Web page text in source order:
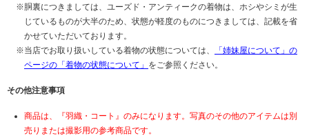
胴裏につきましては、ユーズド・アンティークの着物は、ホシやシミが生
じているものが大半のため、状態が軽度のものにつきましては、記載を省
かせていただいております。
当店でお取り扱いしている着物の状態については、
「姉妹屋について」の
ページの「着物の状態について」 をご参照ください。
その他注意事項
商品は、『羽織・コート』のみになります。写真のその他のアイテムは別
売りまたは撮影用の参考商品です。